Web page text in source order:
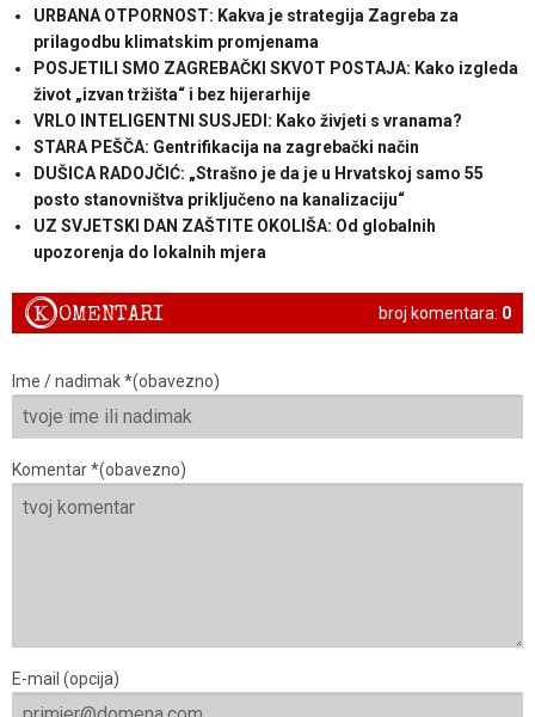
URBANA OTPORNOST: Kakva je strategija Zagreba za
prilagodbu klimatskim promjenama
POSJETILI SMO ZAGREBAČKI SKVOT POSTAJA: Kako izgleda
život „izvan tržišta“ i bez hijerarhije
VRLO INTELIGENTNI SUSJEDI: Kako živjeti s vranama?
STARA PEŠČA: Gentrifikacija na zagrebački način
DUŠICA RADOJČIĆ: „Strašno je da je u Hrvatskoj samo 55
posto stanovništva priključeno na kanalizaciju“
UZ SVJETSKI DAN ZAŠTITE OKOLIŠA: Od globalnih
upozorenja do lokalnih mjera
broj komentara: 0
KOMENTARI
Ime / nadimak *(obavezno)
Komentar *(obavezno)
E-mail (opcija)